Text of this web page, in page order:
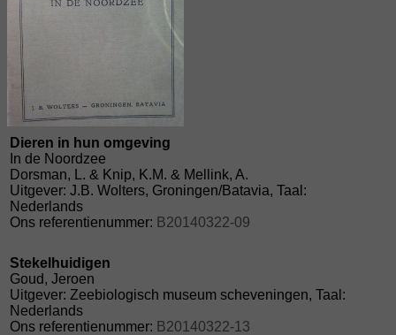
Dieren in hun omgeving
In de Noordzee
Dorsman, L. & Knip, K.M. & Mellink, A.
Uitgever: J.B. Wolters, Groningen/Batavia, Taal:
Nederlands
Ons referentienummer: B20140322-09
Stekelhuidigen
Goud, Jeroen
Uitgever: Zeebiologisch museum scheveningen, Taal:
Nederlands
Ons referentienummer: B20140322-13